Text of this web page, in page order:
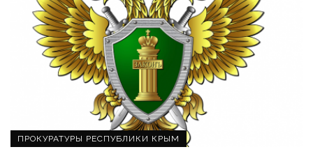
ПРОКУРАТУРЫ РЕСПУБЛИКИ КРЫМ